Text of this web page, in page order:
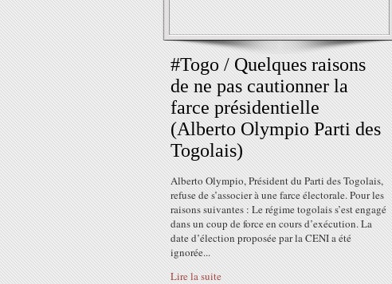
#Togo / Quelques raisons
de ne pas cautionner la
farce présidentielle
(Alberto Olympio Parti des
Togolais)
Alberto Olympio, Président du Parti des Togolais,
refuse de s’associer à une farce électorale. Pour les
raisons suivantes : Le régime togolais s’est engagé
dans un coup de force en cours d’exécution. La
date d’élection proposée par la CENI a été
ignorée...
Lire la suite